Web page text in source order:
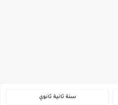
سنة ثانية ثانوي